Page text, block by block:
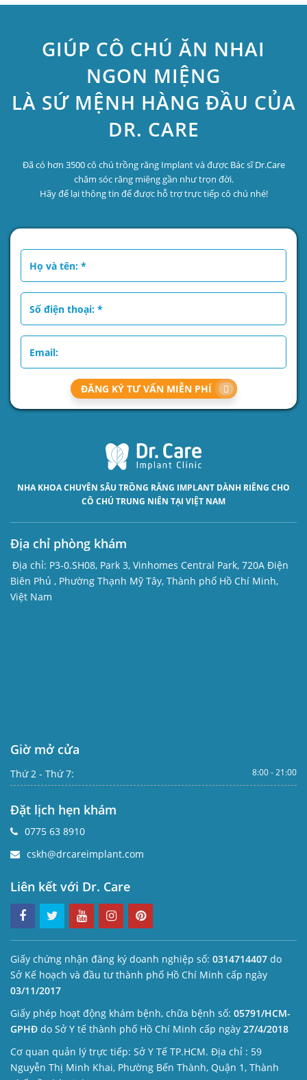
GIÚP CÔ CHÚ ĂN NHAI
NGON MIỆNG
LÀ SỨ MỆNH HÀNG ĐẦU CỦA
DR. CARE
Đã có hơn 3500 cô chú trồng răng Implant và được Bác sĩ Dr.Care
chăm sóc răng miệng gần như trọn đời.
Hãy để lại thông tin để được hỗ trợ trực tiếp cô chú nhé!
ĐĂNG KÝ TƯ VẤN MIỄN PHÍ
NHA KHOA CHUYÊN SÂU TRỒNG RĂNG IMPLANT DÀNH RIÊNG CHO
CÔ CHÚ TRUNG NIÊN TẠI VIỆT NAM
Địa chỉ phòng khám
Địa chỉ: P3-0.SH08, Park 3, Vinhomes Central Park, 720A Điện
Biên Phủ , Phường Thạnh Mỹ Tây, Thành phố Hồ Chí Minh,
Việt Nam
Giờ mở cửa
Thứ 2 - Thứ 7: 8:00 - 21:00
Đặt lịch hẹn khám
0775 63 8910
cskh@drcareimplant.com
Liên kết với Dr. Care
Giấy chứng nhận đăng ký doanh nghiệp số: 0314714407 do
Sở Kế hoạch và đầu tư thành phố Hồ Chí Minh cấp ngày
03/11/2017
Giấy phép hoạt động khám bệnh, chữa bệnh số: 05791/HCM-
GPHĐ do Sở Y tế thành phố Hồ Chí Minh cấp ngày 27/4/2018
Cơ quan quản lý trực tiếp: Sở Y Tế TP.HCM. Địa chỉ : 59
Nguyễn Thị Minh Khai, Phường Bến Thành, Quận 1, Thành